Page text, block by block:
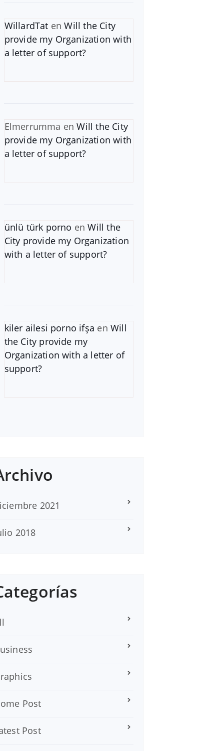
WillardTat enWill the City
provide my Organization with
a letter of support?
Elmerrumma enWill the City
provide my Organization with
a letter of support?
ünlü türk porno enWill the
City provide my Organization
with a letter of support?
kiler ailesi porno ifşa en Will
the City provide my
Organization with a letter of
support?
2021
2018
Post
Post